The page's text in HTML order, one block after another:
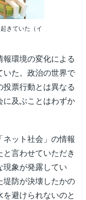
きていた（イ
報環境の変化による
いた。政治の世界で
投票行動とは異なる
に及ぶことはわずか
ット社会」の情報
と言わせていただき
現象が発露してい
堤防が決壊したかの
避けられないのと